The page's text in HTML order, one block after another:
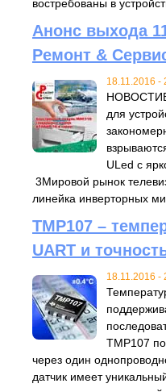
востребованы в
Анонс выхода
Ремонт &
18.11.2016 -
для
ULed с
3Мировой рынок
линейка инверторных
TMP107 –
UART и
18.11.2016 -
TMP107
через один
датчик имеет